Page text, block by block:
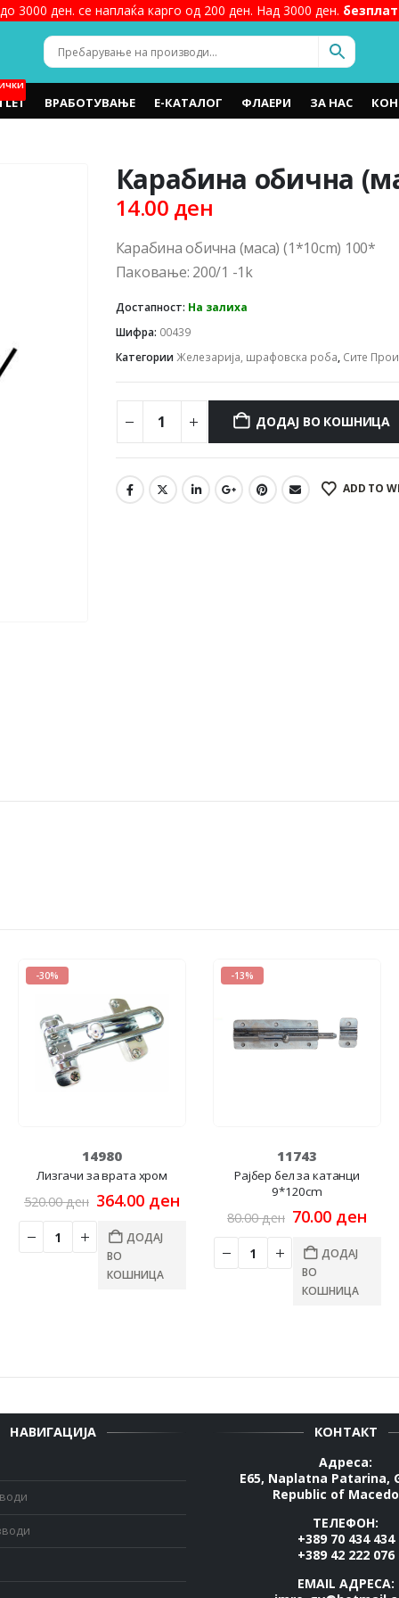
3000 ден. се наплаќа карго од 200 ден. Над 3000 ден.
ВРАБОТУВАЊЕ Е-КАТАЛОГ ФЛАЕРИ ЗА НАС
Карабина обична
14.00 ден
Карабина обична (маса) (1*10cm) 100*
Паковање: 200/1 -1k
Достапност: На залиха
Шифра: 00439
КатегорииЖелезарија, шрафовска роба, Сите
ДОДАЈ ВО КОШНИЦА
ADD TO
-30%
14980
Лизгачи за врата хром
520.00ден Original
was:
520.00 ден.
364.00 ден
364.00 ден.
ДОДАЈ
ВО
КОШНИЦА
-13%
11743
Рајбер бел за катанци
9*120cm
80.00ден Original
was:
80.00 ден.
70.00 ден
ДОДАЈ
ВО
КОШНИЦА
НАВИГАЦИЈА
КОНТАКТ
Адреса:
E65, Naplatna Patarina,
Republic of
ТЕЛЕФОН:
+389 70 434 434
+389 42 222 076
EMAIL АДРЕСА: